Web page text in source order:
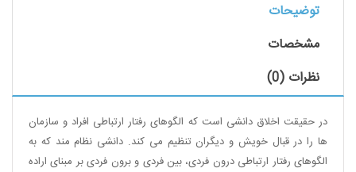
توضیحات
مشخصات
نظرات (0)
در حقیقت اخلاق دانشی است که الگوهای رفتار ارتباطی افراد و سازمان
ها را در قبال خویش و دیگران تنظیم می کند. دانشی نظام مند که به
الگوهای رفتار ارتباطی درون فردی، بین فردی و برون فردی بر مبنای اراده